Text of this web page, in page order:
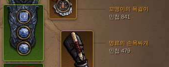
명료의 손목싸개
민첩 479
꼬맹이의 목걸이
민첩 841